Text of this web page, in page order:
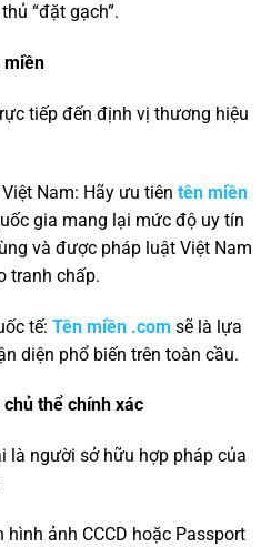
“đặt gạch”.
miền
tiếp đến định vị thương hiệu
Nam: Hãy ưu tiên tên miền
gia mang lại mức độ uy tín
và được pháp luật Việt Nam
tranh chấp.
tế: Tên miền .com sẽ là lựa
diện phổ biến trên toàn cầu.
thể chính xác
là người sở hữu hợp pháp của
hình ảnh CCCD hoặc Passport